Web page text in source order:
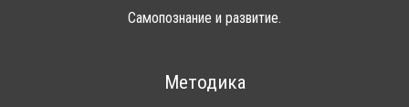
Самопознание и развитие.
Методика